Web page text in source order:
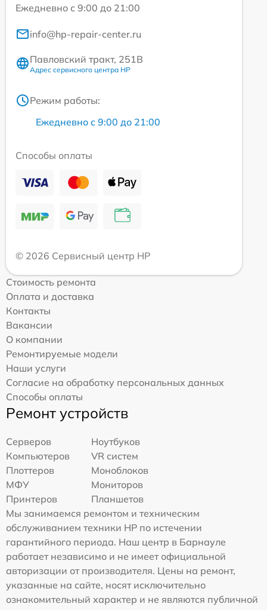
Ежедневно с 9:00 до 21:00
info@hp-repair-center.ru
Павловский тракт, 251В
Адрес сервисного центра HP
Режим работы:
Ежедневно с 9:00 до 21:00
Способы оплаты
© 2026 Сервисный центр HP
Стоимость ремонта
Оплата и доставка
Контакты
Вакансии
О компании
Ремонтируемые модели
Наши услуги
Согласие на обработку персональных данных
Способы оплаты
Ремонт устройств
Серверов
Ноутбуков
Компьютеров
VR систем
Плоттеров
Моноблоков
МФУ
Мониторов
Принтеров
Планшетов
Мы занимаемся ремонтом и техническим
обслуживанием техники HP по истечении
гарантийного периода. Наш центр в Барнауле
работает независимо и не имеет официальной
авторизации от производителя. Цены на ремонт,
указанные на сайте, носят исключительно
ознакомительный характер и не являются публичной